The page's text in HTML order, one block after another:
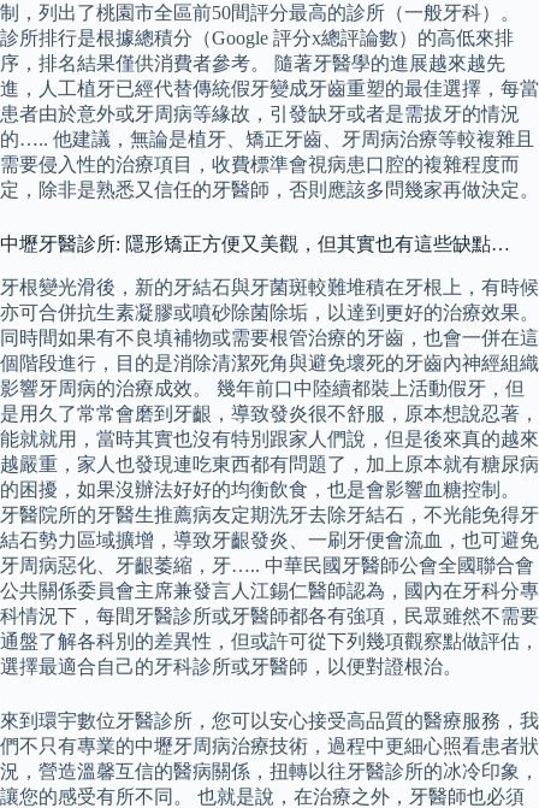
制，列出了桃園市全區前50間評分最高的診所（一般牙科）。
診所排行是根據總積分（Google 評分x總評論數）的高低來排
序，排名結果僅供消費者參考。 隨著牙醫學的進展越來越先
進，人工植牙已經代替傳統假牙變成牙齒重塑的最佳選擇，每當
患者由於意外或牙周病等緣故，引發缺牙或者是需拔牙的情況
的….. 他建議，無論是植牙、矯正牙齒、牙周病治療等較複雜且
需要侵入性的治療項目，收費標準會視病患口腔的複雜程度而
定，除非是熟悉又信任的牙醫師，否則應該多問幾家再做決定。
中壢牙醫診所: 隱形矯正方便又美觀，但其實也有這些缺點…
牙根變光滑後，新的牙結石與牙菌斑較難堆積在牙根上，有時候
亦可合併抗生素凝膠或噴砂除菌除垢，以達到更好的治療效果。
同時間如果有不良填補物或需要根管治療的牙齒，也會一併在這
個階段進行，目的是消除清潔死角與避免壞死的牙齒內神經組織
影響牙周病的治療成效。 幾年前口中陸續都裝上活動假牙，但
是用久了常常會磨到牙齦，導致發炎很不舒服，原本想說忍著，
能就就用，當時其實也沒有特別跟家人們說，但是後來真的越來
越嚴重，家人也發現連吃東西都有問題了，加上原本就有糖尿病
的困擾，如果沒辦法好好的均衡飲食，也是會影響血糖控制。
牙醫院所的牙醫生推薦病友定期洗牙去除牙結石，不光能免得牙
結石勢力區域擴增，導致牙齦發炎、一刷牙便會流血，也可避免
牙周病惡化、牙齦萎縮，牙….. 中華民國牙醫師公會全國聯合會
公共關係委員會主席兼發言人江錫仁醫師認為，國內在牙科分專
科情況下，每間牙醫診所或牙醫師都各有強項，民眾雖然不需要
通盤了解各科別的差異性，但或許可從下列幾項觀察點做評估，
選擇最適合自己的牙科診所或牙醫師，以便對證根治。
來到環宇數位牙醫診所，您可以安心接受高品質的醫療服務，我
們不只有專業的中壢牙周病治療技術，過程中更細心照看患者狀
況，營造溫馨互信的醫病關係，扭轉以往牙醫診所的冰冷印象，
讓您的感受有所不同。 也就是說，在治療之外，牙醫師也必須